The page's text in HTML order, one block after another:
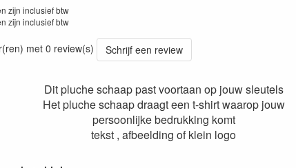
zijn inclusief btw
zijn inclusief btw
met 0 review(s) Schrijf een review
Dit pluche schaap past voortaan op jouw sleutels
Het pluche schaap draagt een t-shirt waarop jouw
persoonlijke bedrukking komt
tekst , afbeelding of klein logo